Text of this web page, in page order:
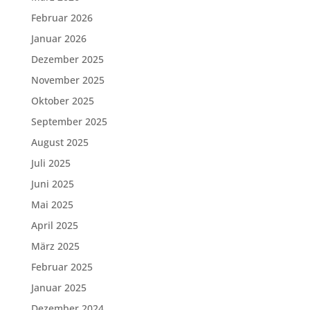
Februar 2026
Januar 2026
Dezember 2025
November 2025
Oktober 2025
September 2025
August 2025
Juli 2025
Juni 2025
Mai 2025
April 2025
März 2025
Februar 2025
Januar 2025